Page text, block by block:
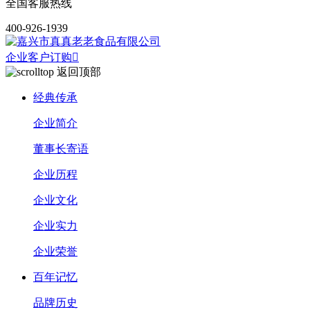
全国客服热线
400-926-1939
企业客户订购
返回顶部
经典传承
企业简介
董事长寄语
企业历程
企业文化
企业实力
企业荣誉
百年记忆
品牌历史